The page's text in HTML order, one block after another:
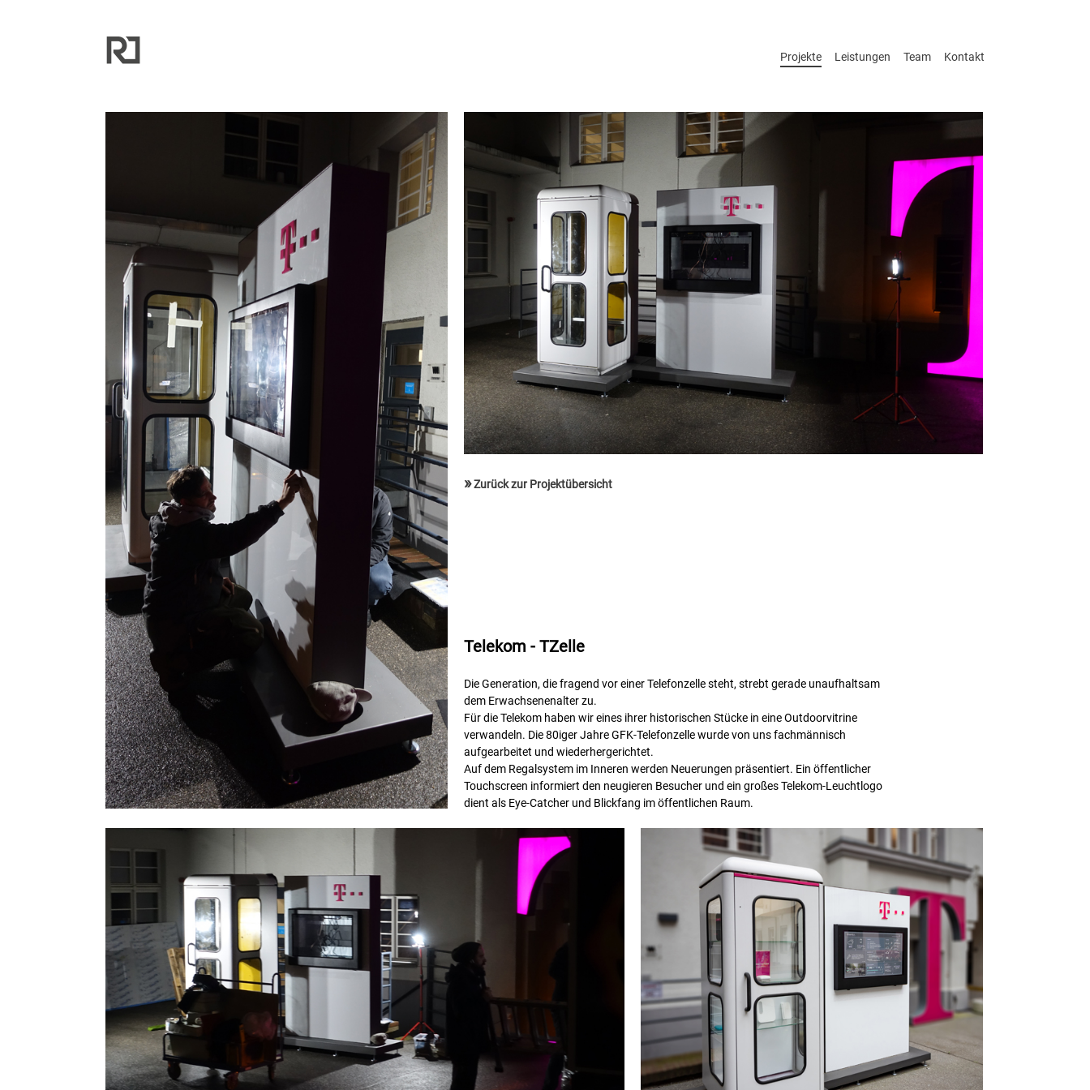
Projekte Leistungen Team Kontakt
»Zurück zur Projektübersicht
Telekom - TZelle
Die Generation, die fragend vor einer Telefonzelle steht, strebt gerade unaufhaltsam
dem Erwachsenenalter zu.
Für die Telekom haben wir eines ihrer historischen Stücke in eine Outdoorvitrine
verwandeln. Die 80iger Jahre GFK-Telefonzelle wurde von uns fachmännisch
aufgearbeitet und wiederhergerichtet.
Auf dem Regalsystem im Inneren werden Neuerungen präsentiert. Ein öffentlicher
Touchscreen informiert den neugieren Besucher und ein großes Telekom-Leuchtlogo
dient als Eye-Catcher und Blickfang im öffentlichen Raum.